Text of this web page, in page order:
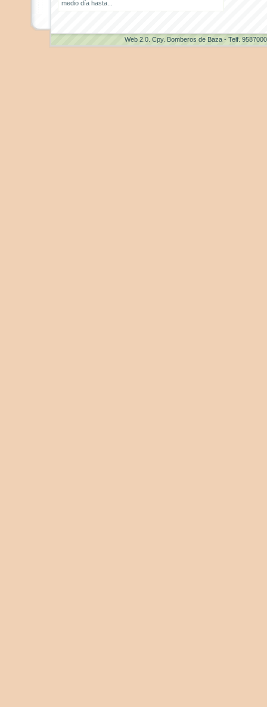
medio día hasta...
Web 2.0 . Cpy. Bomberos de Baza - Telf.